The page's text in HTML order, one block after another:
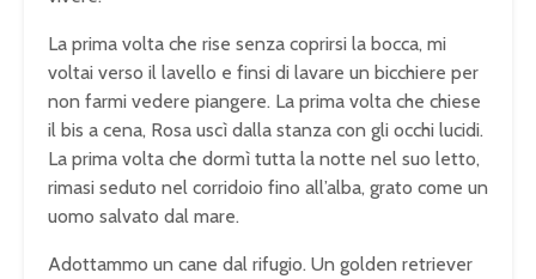
La prima volta che rise senza coprirsi la bocca, mi
voltai verso il lavello e finsi di lavare un bicchiere per
non farmi vedere piangere. La prima volta che chiese
il bis a cena, Rosa uscì dalla stanza con gli occhi lucidi.
La prima volta che dormì tutta la notte nel suo letto,
rimasi seduto nel corridoio fino all’alba, grato come un
uomo salvato dal mare.
Adottammo un cane dal rifugio. Un golden retriever